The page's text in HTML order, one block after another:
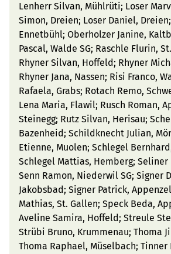
Lenherr Silvan, Mühlrüti; Loser
Simon, Dreien; Loser Daniel,
Ennetbühl; Oberholzer Janine,
Pascal, Walde SG; Raschle Flurin,
Rhyner Silvan, Hoffeld; Rhyner
Rhyner Jana, Nassen; Risi Franco,
Rafaela, Grabs; Rotach Remo,
Lena Maria, Flawil; Rusch Roman,
Steinegg; Rutz Silvan, Herisau;
Bazenheid; Schildknecht Julian,
Etienne, Muolen; Schlegel
Schlegel Mattias, Hemberg; Seliner
Senn Ramon, Niederwil SG; Signer
Jakobsbad; Signer Patrick,
Mathias, St. Gallen; Speck Beda,
Aveline Samira, Hoffeld; Streule
Strübi Bruno, Krummenau; Thoma
Thoma Raphael, Müselbach; Tinner